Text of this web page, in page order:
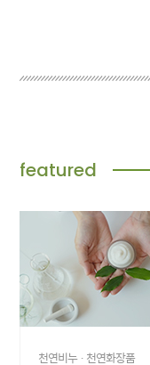
featured
천연비누 · 천연화장품